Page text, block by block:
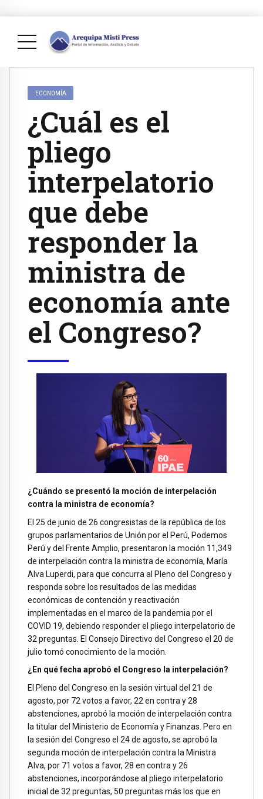
ECONOMÍA
¿Cuál es el
pliego
interpelatorio
que debe
responder la
ministra de
economía ante
el Congreso?
¿Cuándo se presentó la moción de interpelación
contra la ministra de economía?
El 25 de junio de 26 congresistas de la república de los
grupos parlamentarios de Unión por el Perú, Podemos
Perú y del Frente Amplio, presentaron la moción 11,349
de interpelación contra la ministra de economía, María
Alva Luperdi, para que concurra al Pleno del Congreso y
responda sobre los resultados de las medidas
económicas de contención y reactivación
implementadas en el marco de la pandemia por el
COVID 19, debiendo responder el pliego interpelatorio de
32 preguntas. El Consejo Directivo del Congreso el 20 de
julio tomó conocimiento de la moción.
¿En qué fecha aprobó el Congreso la interpelación?
El Pleno del Congreso en la sesión virtual del 21 de
agosto, por 72 votos a favor, 22 en contra y 28
abstenciones, aprobó la moción de interpelación contra
la titular del Ministerio de Economía y Finanzas. Pero en
la sesión del Congreso el 24 de agosto, se aprobó la
segunda moción de interpelación contra la Ministra
Alva, por 71 votos a favor, 28 en contra y 26
abstenciones, incorporándose al pliego interpelatorio
inicial de 32 preguntas, 50 preguntas más los que en